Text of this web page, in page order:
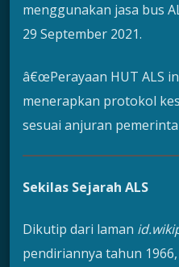
menggunakan jasa bus
29 September 2021.
â€œPerayaan HUT ALS
menerapkan protokol
sesuai anjuran
Sekilas Sejarah ALS
Dikutip dari laman
pendiriannya tahun